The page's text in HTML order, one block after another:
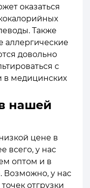
оказаться
Также
довольно
с
в медицинских
нашей
цене в
всего, у нас
оптом и в
Возможно, у нас
отгрузки